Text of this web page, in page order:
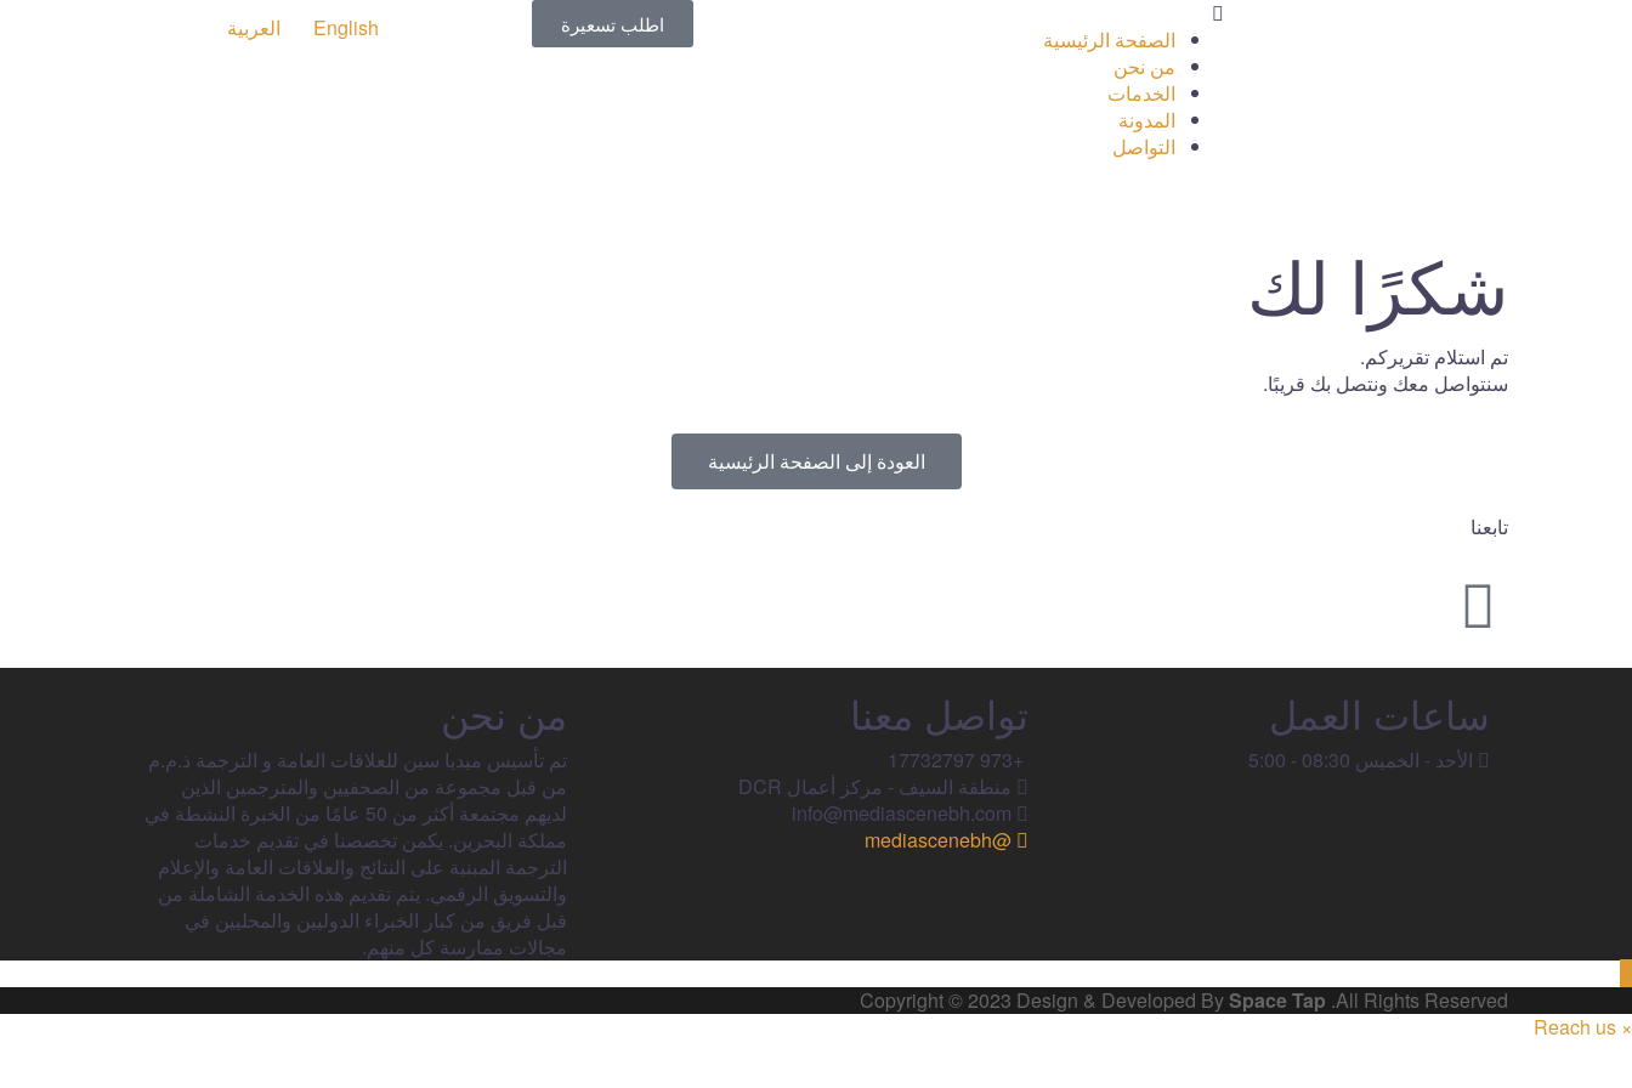
الصفحة الرئيسية
من نحن
الخدمات
المدونة
التواصل
اطلب تسعيرة English العربية
شكرًا لك
تم استلام تقريركم.
سنتواصل معك ونتصل بك قريبًا.
العودة إلى الصفحة الرئيسية
تابعنا
من نحن
تم تأسيس ميديا سين للعلاقات العامة و الترجمة ذ.م.م
من قبل مجموعة من الصحفيين والمترجمين الذين
لديهم مجتمعة أكثر من 50 عامًا من الخبرة النشطة في
مملكة البحرين. يكمن تخصصنا في تقديم خدمات
الترجمة المبنية على النتائج والعلاقات العامة والإعلام
والتسويق الرقمي. يتم تقديم هذه الخدمة الشاملة من
قبل فريق من كبار الخبراء الدوليين والمحليين في
مجالات ممارسة كل منهم.
تواصل معنا
+973 17732797​
منطقة السيف - مركز أعمال DCR
@mediascenebh
ساعات العمل
الأحد - الخميس 08:30 - 5:00
Copyright © 2023 Design & Developed BySpace Tap .All Rights Reserved
×
Reach us